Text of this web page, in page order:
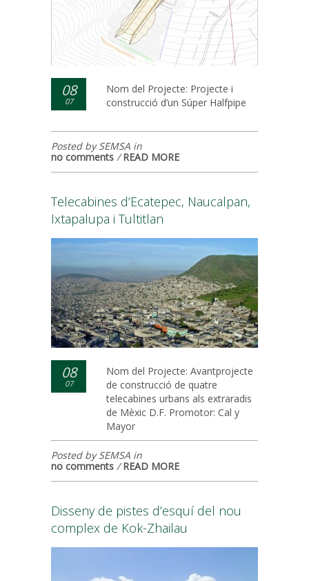
08
07
Nom del Projecte: Projecte i
construcció d’un Súper Halfpipe
Posted by SEMSA in
no comments /READ MORE
Telecabines d’Ecatepec, Naucalpan,
Ixtapalupa i Tultitlan
08
07
Nom del Projecte: Avantprojecte
de construcció de quatre
telecabines urbans als extraradis
de Mèxic D.F. Promotor: Cal y
Mayor
Posted by SEMSA in
no comments /READ MORE
Disseny de pistes d’esquí del nou
complex de Kok-Zhailau